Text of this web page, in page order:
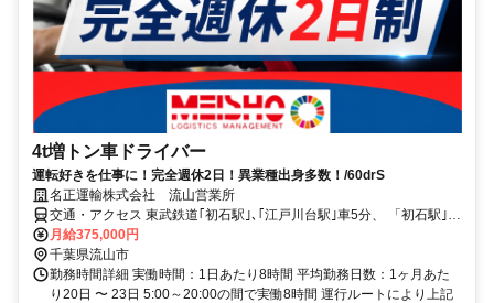
4t増トン車ドライバー
運転好きを仕事に！完全週休2日！異業種出身多数！/60drS
名正運輸株式会社 流山営業所
交通・アクセス 東武鉄道｢初石駅｣､｢江戸川台駅｣車5分、 「初石駅｣､
｢江戸川台駅｣から勤務時間に対応した無料送迎バスも出ています。
月給375,000円
千葉県流山市
勤務時間詳細 実働時間：1日あたり8時間 平均勤務日数：1ヶ月あた
り20日 〜 23日 5:00～20:00の間で実働8時間 運行ルートにより上記